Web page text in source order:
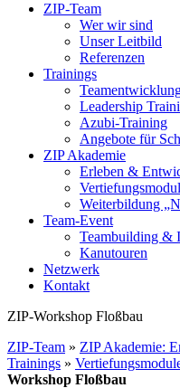
ZIP-Team
Wer wir sind
Unser Leitbild
Referenzen
Trainings
Leadership
Azubi-Training
Angebote für
ZIP Akademie
Erleben &
Weiterbildung
Team-Event
Teambuilding &
Kanutouren
Netzwerk
Kontakt
ZIP-Workshop Floßbau
ZIP-Team » ZIP Akademie:
Trainings »
Workshop Floßbau